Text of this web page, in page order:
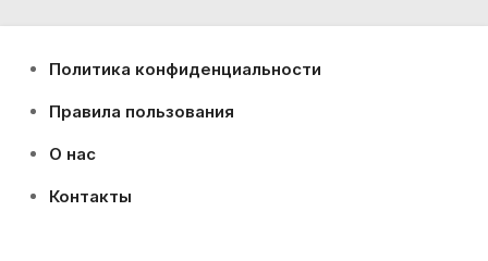
Политика конфиденциальности
Правила пользования
О нас
Контакты